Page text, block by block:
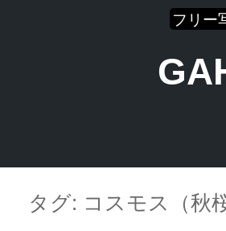
フリー
contentタグ: コスモス（秋